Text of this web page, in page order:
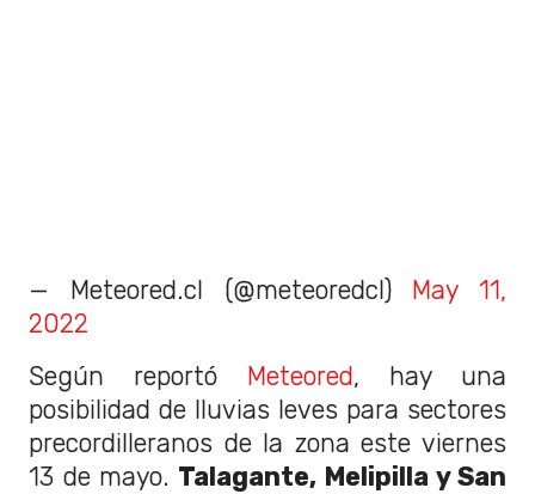
— Meteored.cl (@meteoredcl) May 11,
2022
Según reportó Meteored, hay una
posibilidad de lluvias leves para sectores
precordilleranos de la zona este viernes
13 de mayo. Talagante, Melipilla y San